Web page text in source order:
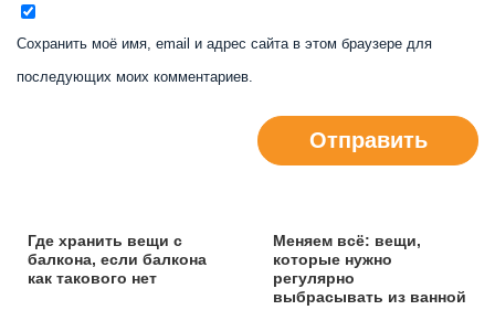
Сохранить моё имя, email и адрес сайта в этом браузере для
последующих моих комментариев.
Отправить
Где хранить вещи с
балкона, если балкона
как такового нет
Меняем всё: вещи,
которые нужно
регулярно
выбрасывать из ванной